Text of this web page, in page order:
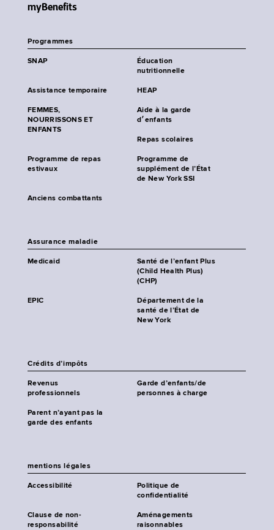
myBenefits
Programmes
SNAP
Éducation
nutritionnelle
Assistance temporaire HEAP
FEMMES,
NOURRISSONS ET
ENFANTS
Aide à la garde
d׳enfants
Repas scolaires
Programme de repas
estivaux
Programme de
supplément de l’État
de New York SSI
Anciens combattants
Assurance maladie
Medicaid
Santé de l’enfant Plus
(Child Health Plus)
(CHP)
EPIC
Département de la
santé de l’État de
New York
Crédits d’impôts
Revenus
professionnels
Garde d’enfants/de
personnes à charge
Parent n’ayant pas la
garde des enfants
mentions légales
Accessibilité
Politique de
confidentialité
Clause de non-
responsabilité
Aménagements
raisonnables